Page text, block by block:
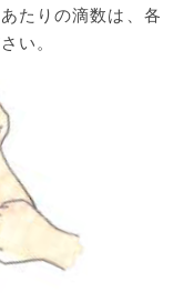
たりの滴数は、各
い。